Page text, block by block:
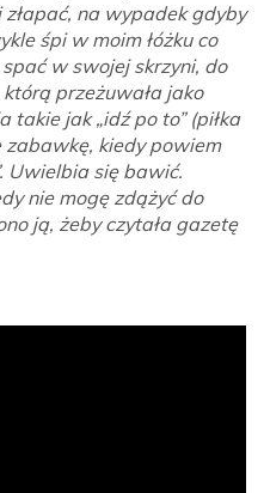
na wypadek gdyby
śpi w moim łóżku co
w swojej skrzyni, do
którą przeżuwała jako
takie jak „idź po to” (piłka
kiedy powiem
Uwielbia się bawić.
nie mogę zdążyć do
ją, żeby czytała gazetę